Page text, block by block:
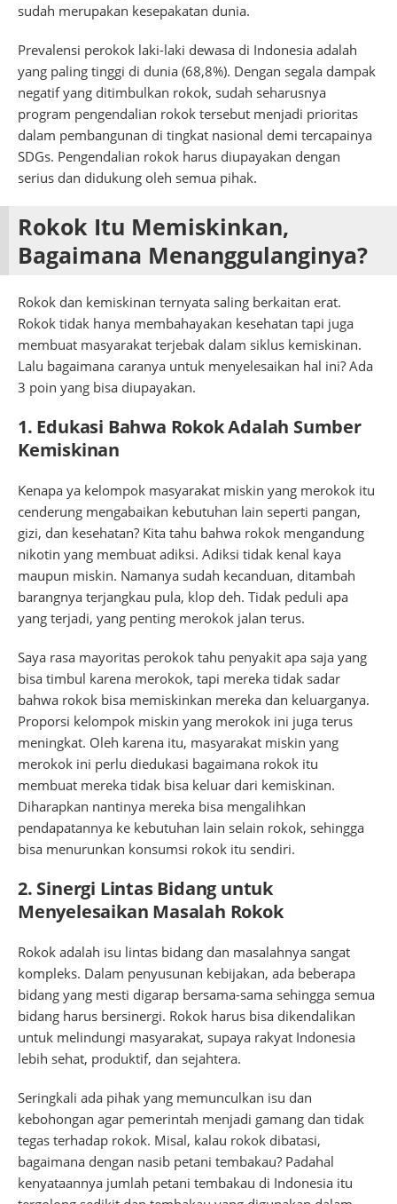
sudah merupakan kesepakatan dunia.
Prevalensi perokok laki-laki dewasa di Indonesia adalah
yang paling tinggi di dunia (68,8%). Dengan segala dampak
negatif yang ditimbulkan rokok, sudah seharusnya
program pengendalian rokok tersebut menjadi prioritas
dalam pembangunan di tingkat nasional demi tercapainya
SDGs. Pengendalian rokok harus diupayakan dengan
serius dan didukung oleh semua pihak.
Rokok Itu Memiskinkan,
Bagaimana Menanggulanginya?
Rokok dan kemiskinan ternyata saling berkaitan erat.
Rokok tidak hanya membahayakan kesehatan tapi juga
membuat masyarakat terjebak dalam siklus kemiskinan.
Lalu bagaimana caranya untuk menyelesaikan hal ini? Ada
3 poin yang bisa diupayakan.
1. Edukasi Bahwa Rokok Adalah Sumber
Kemiskinan
Kenapa ya kelompok masyarakat miskin yang merokok itu
cenderung mengabaikan kebutuhan lain seperti pangan,
gizi, dan kesehatan? Kita tahu bahwa rokok mengandung
nikotin yang membuat adiksi. Adiksi tidak kenal kaya
maupun miskin. Namanya sudah kecanduan, ditambah
barangnya terjangkau pula, klop deh. Tidak peduli apa
yang terjadi, yang penting merokok jalan terus.
Saya rasa mayoritas perokok tahu penyakit apa saja yang
bisa timbul karena merokok, tapi mereka tidak sadar
bahwa rokok bisa memiskinkan mereka dan keluarganya.
Proporsi kelompok miskin yang merokok ini juga terus
meningkat. Oleh karena itu, masyarakat miskin yang
merokok ini perlu diedukasi bagaimana rokok itu
membuat mereka tidak bisa keluar dari kemiskinan.
Diharapkan nantinya mereka bisa mengalihkan
pendapatannya ke kebutuhan lain selain rokok, sehingga
bisa menurunkan konsumsi rokok itu sendiri.
2. Sinergi Lintas Bidang untuk
Menyelesaikan Masalah Rokok
Rokok adalah isu lintas bidang dan masalahnya sangat
kompleks. Dalam penyusunan kebijakan, ada beberapa
bidang yang mesti digarap bersama-sama sehingga semua
bidang harus bersinergi. Rokok harus bisa dikendalikan
untuk melindungi masyarakat, supaya rakyat Indonesia
lebih sehat, produktif, dan sejahtera.
Seringkali ada pihak yang memunculkan isu dan
kebohongan agar pemerintah menjadi gamang dan tidak
tegas terhadap rokok. Misal, kalau rokok dibatasi,
bagaimana dengan nasib petani tembakau? Padahal
kenyataannya jumlah petani tembakau di Indonesia itu